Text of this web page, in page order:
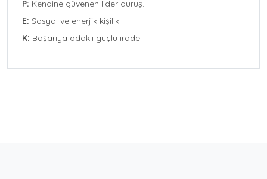
P: Kendine güvenen lider duruş.
E: Sosyal ve enerjik kişilik.
K: Başarıya odaklı güçlü irade.